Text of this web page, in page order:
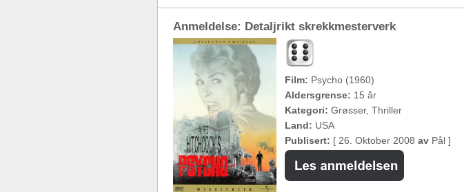
Anmeldelse: Detaljrikt skrekkmesterverk
Film: Psycho (1960)
Aldersgrense: 15 år
Kategori: Grøsser, Thriller
Land: USA
Publisert: [ 26. Oktober 2008 av Pål ]